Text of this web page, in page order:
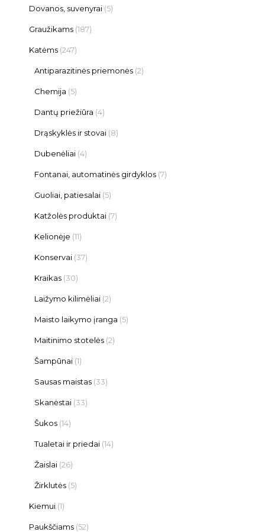
Dovanos, suvenyrai (5)
Graužikams (187)
Katėms (247)
Antiparazitinės priemonės (2)
Chemija (5)
Dantų priežiūra (4)
Drąskyklės ir stovai (8)
Dubenėliai (4)
Fontanai, automatinės girdyklos (7)
Guoliai, patiesalai (5)
Katžolės produktai (7)
Kelionėje (11)
Konservai (37)
Kraikas (30)
Laižymo kilimėliai (2)
Maisto laikymo įranga (5)
Maitinimo stotelės (2)
Šampūnai (1)
Sausas maistas (33)
Skanėstai (33)
Šukos (14)
Tualetai ir priedai (14)
Žaislai (26)
Žirklutės (5)
Kiemui (1)
Paukščiams (52)